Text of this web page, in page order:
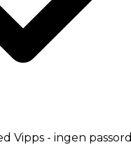
Vipps - ingen passord